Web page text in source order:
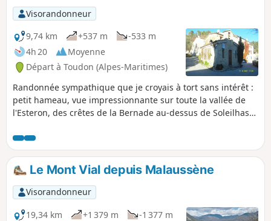
Visorandonneur
9,74 km
+537 m
-533 m
4h 20
Moyenne
Départ à Toudon (Alpes-Maritimes)
Randonnée sympathique que je croyais à tort sans intérêt :
petit hameau, vue impressionnante sur toute la vallée de
l'Esteron, des crêtes de la Bernade au-dessus de Soleilhas
coincée entre deux pitons rocheux.
Le Mont Vial depuis Malaussène
Visorandonneur
19,34 km
+1 379 m
-1 377 m